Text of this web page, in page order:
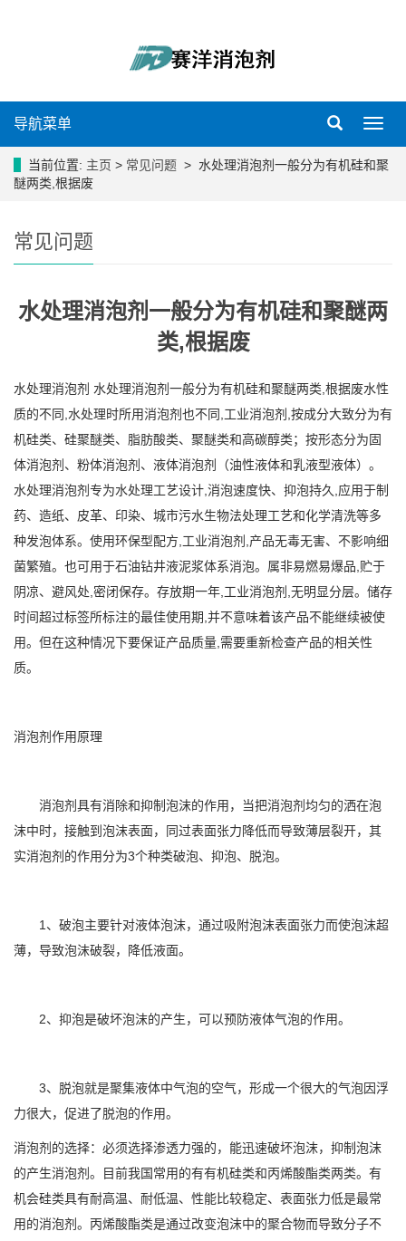
导
菜
导航菜单
当前位置: 主页 > 常见问题 > 水处理消泡剂一般分为有机硅和聚
醚两类,根据废
常见问题
水处理消泡剂一般分为有机硅和聚醚两
类,根据废
水处理消泡剂 水处理消泡剂一般分为有机硅和聚醚两类,根据废水性
质的不同,水处理时所用消泡剂也不同,工业消泡剂,按成分大致分为有
机硅类、硅聚醚类、脂肪酸类、聚醚类和高碳醇类；按形态分为固
体消泡剂、粉体消泡剂、液体消泡剂（油性液体和乳液型液体）。
水处理消泡剂专为水处理工艺设计,消泡速度快、抑泡持久,应用于制
药、造纸、皮革、印染、城市污水生物法处理工艺和化学清洗等多
种发泡体系。使用环保型配方,工业消泡剂,产品无毒无害、不影响细
菌繁殖。也可用于石油钻井液泥浆体系消泡。属非易燃易爆品,贮于
阴凉、避风处,密闭保存。存放期一年,工业消泡剂,无明显分层。储存
时间超过标签所标注的最佳使用期,并不意味着该产品不能继续被使
用。但在这种情况下要保证产品质量,需要重新检查产品的相关性
质。
消泡剂作用原理
消泡剂具有消除和抑制泡沫的作用，当把消泡剂均匀的洒在泡
沫中时，接触到泡沫表面，同过表面张力降低而导致薄层裂开，其
实消泡剂的作用分为3个种类破泡、抑泡、脱泡。
1、破泡主要针对液体泡沫，通过吸附泡沫表面张力而使泡沫超
薄，导致泡沫破裂，降低液面。
2、抑泡是破坏泡沫的产生，可以预防液体气泡的作用。
3、脱泡就是聚集液体中气泡的空气，形成一个很大的气泡因浮
力很大，促进了脱泡的作用。
消泡剂的选择：必须选择渗透力强的，能迅速破坏泡沫，抑制泡沫
的产生消泡剂。目前我国常用的有有机硅类和丙烯酸酯类两类。有
机会硅类具有耐高温、耐低温、性能比较稳定、表面张力低是最常
用的消泡剂。丙烯酸酯类是通过改变泡沫中的聚合物而导致分子不